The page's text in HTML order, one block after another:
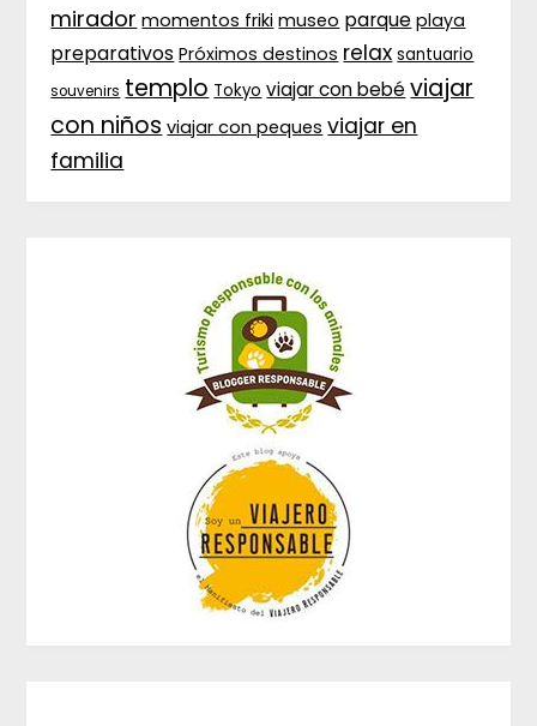
mirador momentos friki museo parque playa
preparativos Próximos destinos relax santuario
souvenirs templo Tokyo viajar con bebé viajar
con niños viajar con peques viajar en
familia